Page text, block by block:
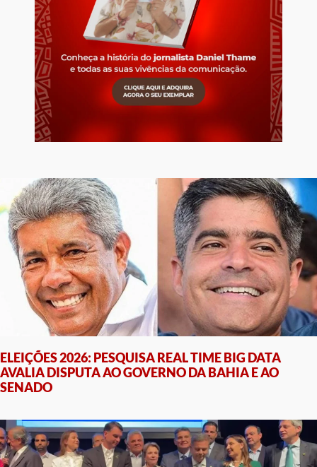
ELEIÇÕES 2026: PESQUISA REAL TIME BIG DATA
AVALIA DISPUTA AO GOVERNO DA BAHIA E AO
SENADO